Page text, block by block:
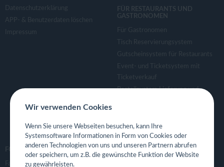
Datenschutzerklärung
APP- & Benutzerdaten löschen
Impressum
FÜR RESTAURANTS UND
GASTRONOMEN
Für Gastronomen
Tisch Reservierungsystem
Gutscheinsystem für Restaurants
Event- und Ticketsystem mit
Ticketverkauf
Bestellsystem Lieferung und
Eigene App für Restaurant
FOLGE UNS
Facebook
Wir verwenden Cookies
Wenn Sie unsere Webseiten besuchen, kann Ihre
Systemsoftware Informationen in Form von Cookies oder
anderen Technologien von uns und unseren Partnern abrufen
oder speichern, um z.B. die gewünschte Funktion der Website
zu gewährleisten.